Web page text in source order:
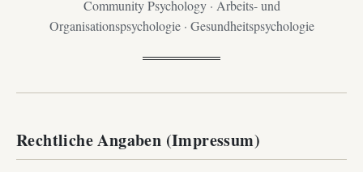
Community Psychology · Arbeits- und
Organisationspsychologie · Gesundheitspsychologie
Rechtliche Angaben (Impressum)